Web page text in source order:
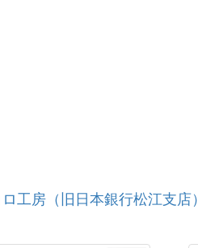
工房（旧日本銀行松江支店